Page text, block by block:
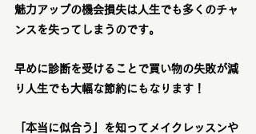
魅力アップの機会損失は人生でも多くのチャ
ンスを失ってしまうのです。
早めに診断を受けることで買い物の失敗が減
り人生でも大幅な節約にもなります！
「本当に似合う」を知ってメイクレッスンや